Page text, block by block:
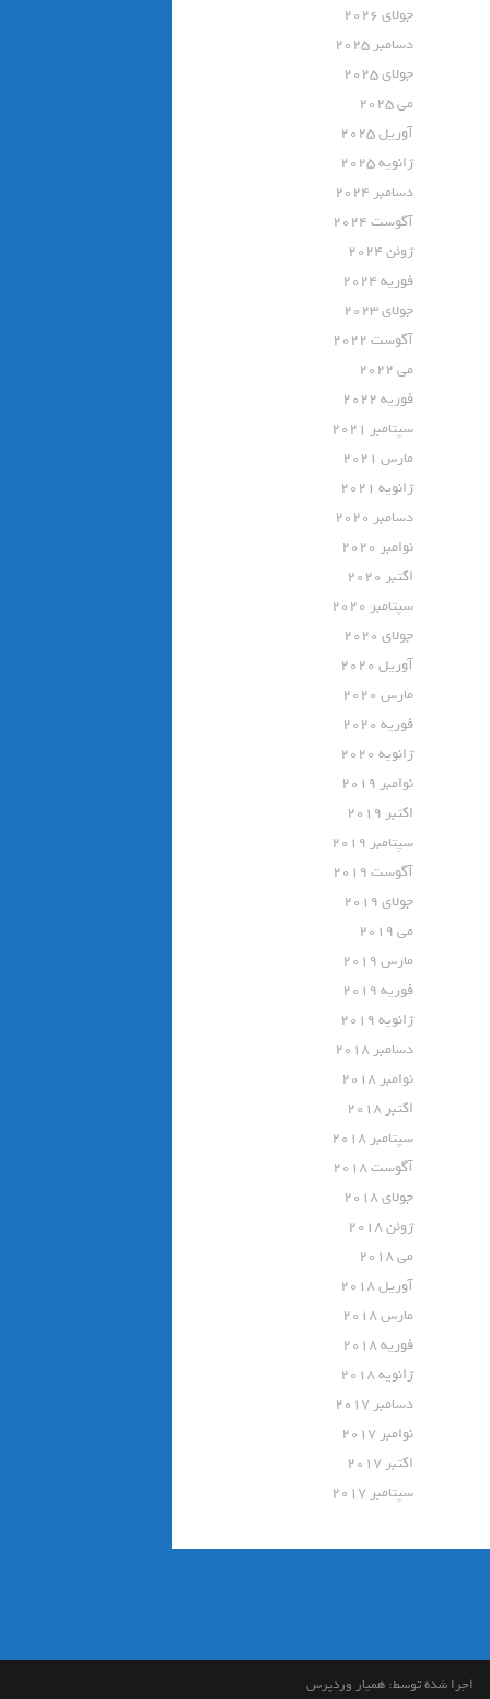
جولای 2026
دسامبر 2025
جولای 2025
می 2025
آوریل 2025
ژانویه 2025
دسامبر 2024
آگوست 2024
ژوئن 2024
فوریه 2024
جولای 2023
آگوست 2022
می 2022
فوریه 2022
سپتامبر 2021
مارس 2021
ژانویه 2021
دسامبر 2020
نوامبر 2020
اکتبر 2020
سپتامبر 2020
جولای 2020
آوریل 2020
مارس 2020
فوریه 2020
ژانویه 2020
نوامبر 2019
اکتبر 2019
سپتامبر 2019
آگوست 2019
جولای 2019
می 2019
مارس 2019
فوریه 2019
ژانویه 2019
دسامبر 2018
نوامبر 2018
اکتبر 2018
سپتامبر 2018
آگوست 2018
جولای 2018
ژوئن 2018
می 2018
آوریل 2018
مارس 2018
فوریه 2018
ژانویه 2018
دسامبر 2017
نوامبر 2017
اکتبر 2017
سپتامبر 2017
اجرا شده توسط: همیار وردپرس